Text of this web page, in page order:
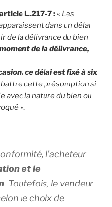
article L.217-7 :« Les
dans un délai
de la délivrance du bien
de la délivrance,
ce délai est fixé à six
cette présomption si
avec la nature du bien ou
».
l’acheteur
et le
. Toutefois, le vendeur
le choix de